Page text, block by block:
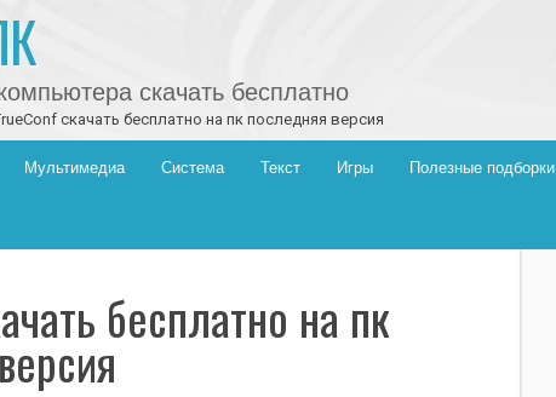
скачать бесплатно
скачать бесплатно на пк последняя версия
Мультимедиа Система Текст Игры Полезные подборки
бесплатно на пк